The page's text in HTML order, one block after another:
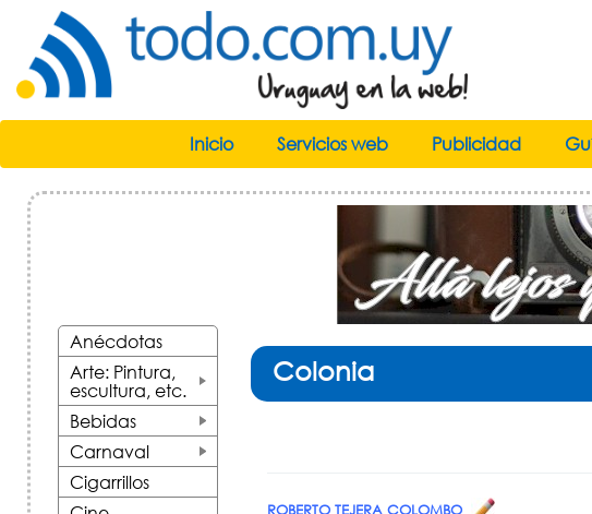
Inicio Servicios web Publicidad
Anécdotas
Arte: Pintura,
escultura, etc.
+
Bebidas
+
Carnaval
Cigarrillos
Colonia
ROBERTO TEJERA COLOMBO